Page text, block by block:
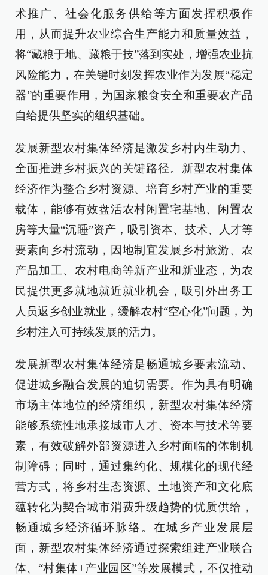
术推广、社会化服务供给等方面发挥积极作
用，从而提升农业综合生产能力和质量效益，
将“藏粮于地、藏粮于技”落到实处，增强农业抗
风险能力，在关键时刻发挥农业作为发展“稳定
器”的重要作用，为国家粮食安全和重要农产品
自给提供坚实的组织基础。
发展新型农村集体经济是激发乡村内生动力、
全面推进乡村振兴的关键路径。新型农村集体
经济作为整合乡村资源、培育乡村产业的重要
载体，能够有效盘活农村闲置宅基地、闲置农
房等大量“沉睡”资产，吸引资本、技术、人才等
要素向乡村流动，因地制宜发展乡村旅游、农
产品加工、农村电商等新产业和新业态，为农
民提供更多就地就近就业机会，吸引外出务工
人员返乡创业就业，缓解农村“空心化”问题，为
乡村注入可持续发展的活力。
发展新型农村集体经济是畅通城乡要素流动、
促进城乡融合发展的迫切需要。作为具有明确
市场主体地位的经济组织，新型农村集体经济
能够系统性地承接城市人才、资本与技术等要
素，有效破解外部资源进入乡村面临的体制机
制障碍；同时，通过集约化、规模化的现代经
营方式，将乡村生态资源、土地资产和文化底
蕴转化为契合城市消费升级趋势的优质供给，
畅通城乡经济循环脉络。在城乡产业发展层
面，新型农村集体经济通过探索组建产业联合
体、“村集体+产业园区”等发展模式，不仅推动